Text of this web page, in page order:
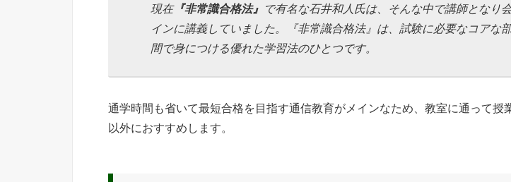
現在『非常識合格法』 で有名な石井和人氏は、そんな中で講師となり
インに講義していました。『非常識合格法』は、試験に必要なコアな
間で身につける優れた学習法のひとつです。
通学時間も省いて最短合格を目指す通信教育がメインなため、教室に通って授
以外におすすめします。